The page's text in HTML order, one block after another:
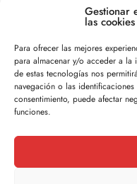
Gestionar
las cookies
Para ofrecer las mejores
para almacenar y/o acceder a la
de estas tecnologías nos
navegación o las
consentimiento, puede afectar
funciones.
Legal
Política de privacidad